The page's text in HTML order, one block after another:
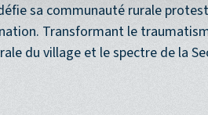
sa communauté rurale
Transformant le
du village et le spectre de la